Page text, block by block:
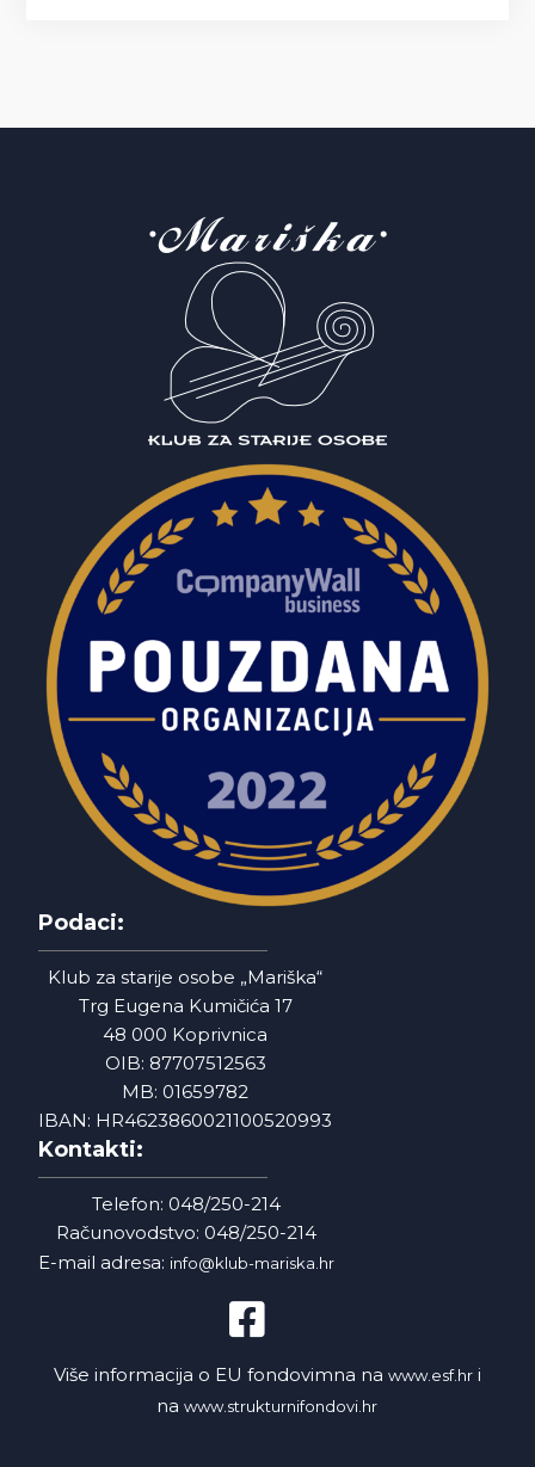
Podaci:
Klub za starije osobe „Mariška“
Trg Eugena Kumičića 17
48 000 Koprivnica
OIB: 87707512563
MB: 01659782
IBAN: HR4623860021100520993
Kontakti:
Telefon: 048/250-214
Računovodstvo: 048/250-214
E-mail adresa: info@klub-mariska.hr
Više informacija o EU fondovimna na www.esf.hri
nawww.strukturnifondovi.hr